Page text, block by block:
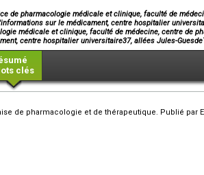
de pharmacologie médicale et clinique, faculté de
sur le médicament, centre hospitalier
médicale et clinique, faculté de médecine, centre de
centre hospitalier universitaire37, allées Jules-
clés
de pharmacologie et de thérapeutique. Publié par